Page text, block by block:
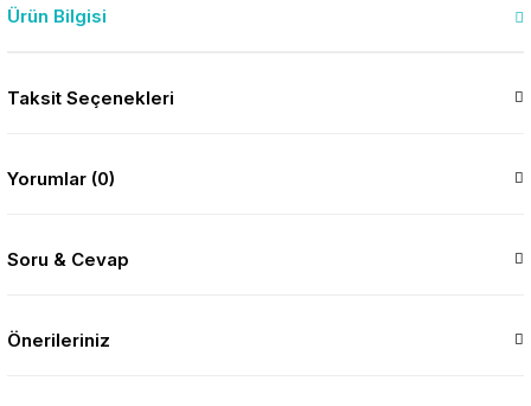
Ürün Bilgisi
Taksit Seçenekleri
Yorumlar (0)
Soru & Cevap
Önerileriniz